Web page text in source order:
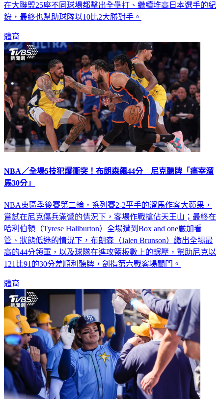
在大聯盟25座不同球場都擊出全壘打、繼續堆高日本選手的紀
錄，最終也幫助球隊以10比2大勝對手。
體育
NBA／全場5技犯爆衝突！布朗森飆44分 尼克聽牌「痛宰溜
馬30分」
NBA東區季後賽第二輪，系列賽2-2平手的溜馬作客大蘋果，
嘗試在尼克傷兵滿營的情況下，客場作戰搶佔天王山；最終在
哈利伯頓（Tyrese Haliburton）全場遭到Box and one嚴加看
管、狀態低迷的情況下，布朗森（Jalen Brunson）繳出全場最
高的44分領軍，以及球隊在進攻籃板數上的輾壓，幫助尼克以
121比91的30分差順利聽牌，劍指第六戰客場關門。
體育